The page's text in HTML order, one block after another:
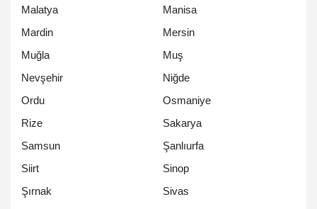
Malatya
Manisa
Mardin
Mersin
Muğla
Muş
Nevşehir
Niğde
Ordu
Osmaniye
Rize
Sakarya
Samsun
Şanlıurfa
Siirt
Sinop
Şırnak
Sivas